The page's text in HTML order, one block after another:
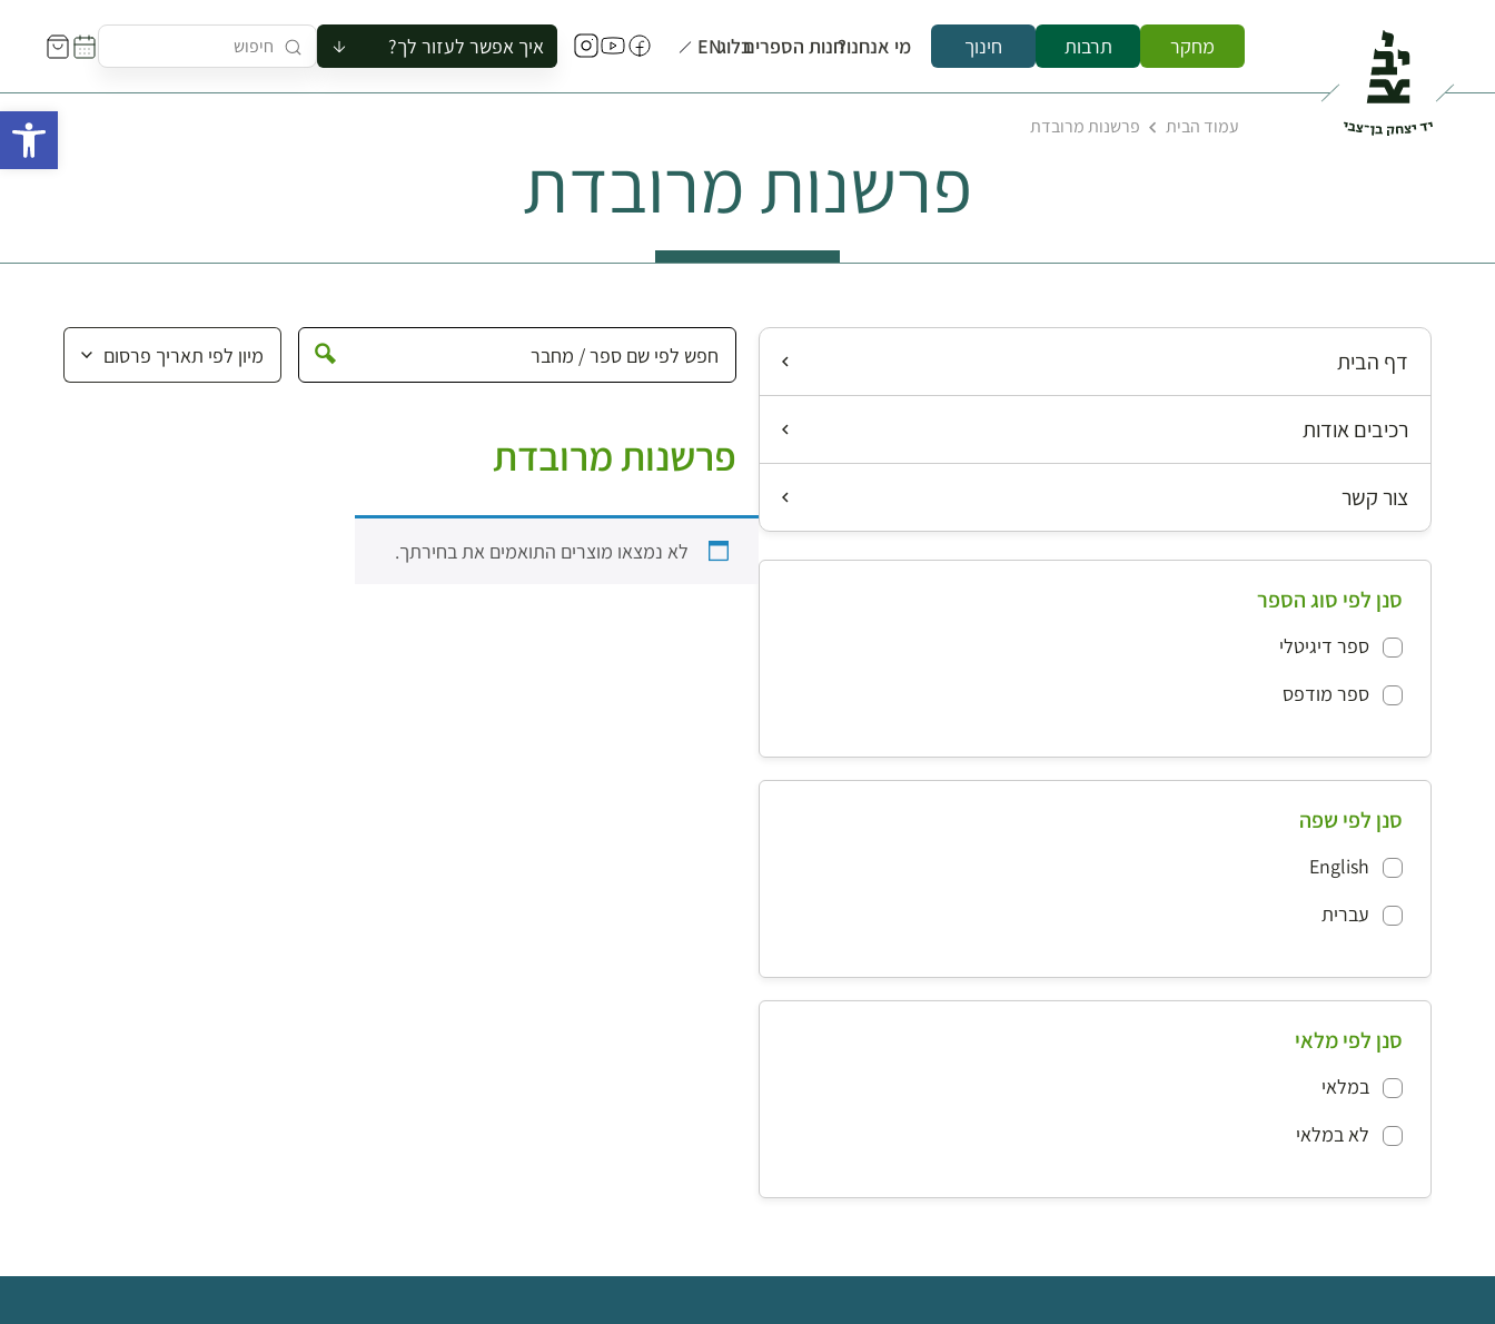
מחקר תרבות חינוך מי אנחנו?חנות הספריםבלוגEN איך אפשר לעזור לך?
להזמין סיור לקבוצה
לתאם ביקור בצריף
עמוד הבית פרשנות מרובדת
פרשנות מרובדת
דף הבית
רכיבים אודות
צור קשר
סנן לפי סוג הספר
ספר דיגיטלי
ספר מודפס
סנן לפי שפה
English
עברית
סנן לפי מלאי
במלאי
לא במלאי
פרשנות מרובדת
לא נמצאו מוצרים התואמים את בחירתך.